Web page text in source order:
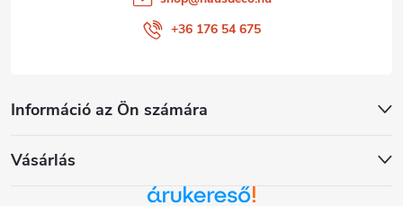
Információ az Ön számára
Vásárlás
+36 176 54 675